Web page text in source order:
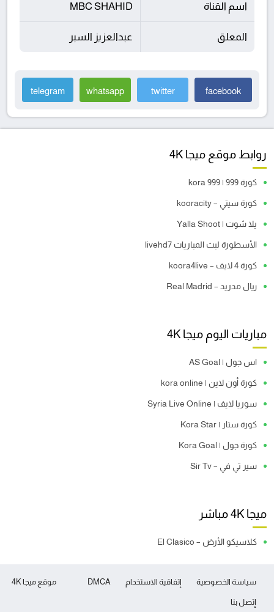
اسم القناة MBC SHAHID
المعلق عبدالعزيز السبر
facebook
twitter
whatsapp
telegram
روابط موقع ميجا 4K
كورة 999 | kora 999
كورة سيتي – kooracity
يلا شوت | Yalla Shoot
الأسطورة لبث المباريات livehd7
كورة 4 لايف – koora4live
ريال مدريد – Real Madrid
مباريات اليوم ميجا 4K
اس جول | AS Goal
كورة أون لاين | kora online
سوريا لايف | Syria Live Online
كورة ستار | Kora Star
كورة جول | Kora Goal
سير تي في – Sir Tv
ميجا 4K مباشر
كلاسيكو الأرض – El Clasico
موقع ميجا 4K سياسة الخصوصية إتفاقية الاستخدام DMCA
إتصل بنا